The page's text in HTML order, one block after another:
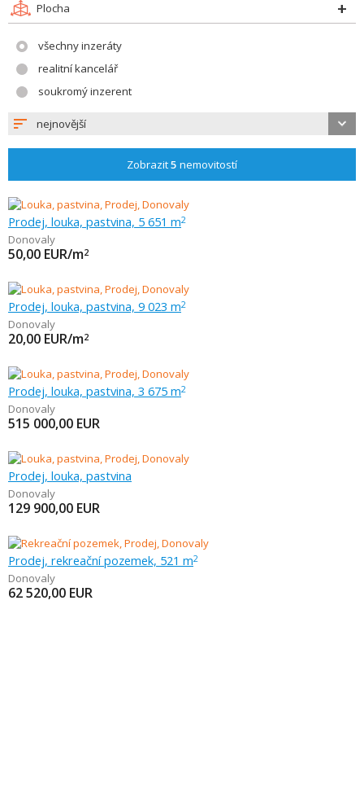
Plocha
všechny inzeráty
realitní kancelář
soukromý inzerent
nejnovější
Zobrazit5 nemovitostí
Prodej, louka, pastvina, 5 651 m2
Donovaly
50,00 EUR/m2
Prodej, louka, pastvina, 9 023 m2
Donovaly
20,00 EUR/m2
Prodej, louka, pastvina, 3 675 m2
Donovaly
515 000,00 EUR
Prodej, louka, pastvina
Donovaly
129 900,00 EUR
Prodej, rekreační pozemek, 521 m2
Donovaly
62 520,00 EUR